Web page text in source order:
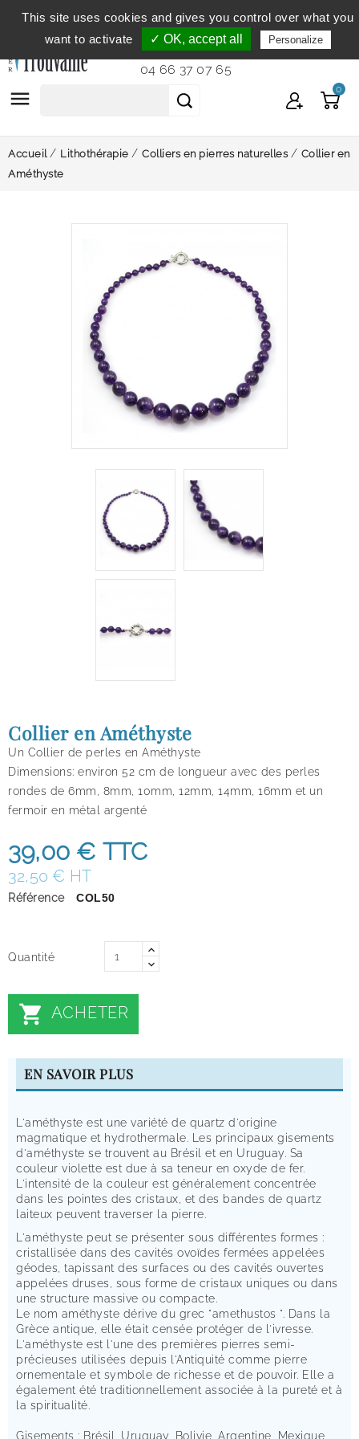
Service clientèle
du lundi au vendredi de 9h à 12h et
de 14h à 18h...
04 66 37 07 65
 0
Accueil Lithothérapie Colliers en pierres naturelles
Collier en
Améthyste
Collier en Améthyste
Un Collier de perles en Améthyste
Dimensions: environ 52 cm de longueur avec des perles
rondes de 6mm, 8mm, 10mm, 12mm, 14mm, 16mm et un
fermoir en métal argenté
39,00 € TTC
32,50 € HT
Référence COL50
Quantité
 ACHETER
EN SAVOIR PLUS
L'améthyste est une variété de quartz d'origine
magmatique et hydrothermale. Les principaux gisements
d'améthyste se trouvent au Brésil et en Uruguay. Sa
couleur violette est due à sa teneur en oxyde de fer.
L'intensité de la couleur est généralement concentrée
dans les pointes des cristaux, et des bandes de quartz
laiteux peuvent traverser la pierre.
L'améthyste peut se présenter sous différentes formes :
cristallisée dans des cavités ovoïdes fermées appelées
géodes, tapissant des surfaces ou des cavités ouvertes
appelées druses, sous forme de cristaux uniques ou dans
une structure massive ou compacte.
Le nom améthyste dérive du grec "amethustos ". Dans la
Grèce antique, elle était censée protéger de l'ivresse.
L'améthyste est l'une des premières pierres semi-
précieuses utilisées depuis l'Antiquité comme pierre
ornementale et symbole de richesse et de pouvoir. Elle a
également été traditionnellement associée à la pureté et à
la spiritualité.
Gisements : Brésil, Uruguay, Bolivie, Argentine, Mexique,
This site uses cookies and gives you control over what you
want to activate
✓ OK, accept all Personalize